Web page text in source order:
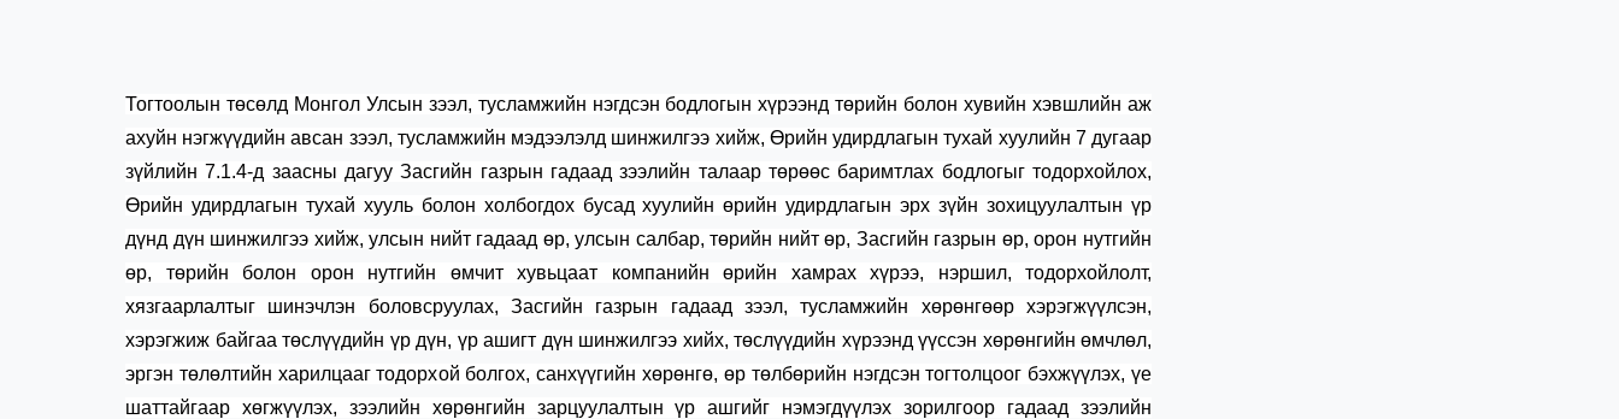
Тогтоолын төсөлд Монгол Улсын зээл, тусламжийн нэгдсэн бодлогын хүрээнд төрийн болон хувийн хэвшлийн аж
ахуйн нэгжүүдийн авсан зээл, тусламжийн мэдээлэлд шинжилгээ хийж, Өрийн удирдлагын тухай хуулийн 7 дугаар
зүйлийн 7.1.4-д заасны дагуу Засгийн газрын гадаад зээлийн талаар төрөөс баримтлах бодлогыг тодорхойлох,
Өрийн удирдлагын тухай хууль болон холбогдох бусад хуулийн өрийн удирдлагын эрх зүйн зохицуулалтын үр
дүнд дүн шинжилгээ хийж, улсын нийт гадаад өр, улсын салбар, төрийн нийт өр, Засгийн газрын өр, орон нутгийн
өр, төрийн болон орон нутгийн өмчит хувьцаат компанийн өрийн хамрах хүрээ, нэршил, тодорхойлолт,
хязгаарлалтыг шинэчлэн боловсруулах, Засгийн газрын гадаад зээл, тусламжийн хөрөнгөөр хэрэгжүүлсэн,
хэрэгжиж байгаа төслүүдийн үр дүн, үр ашигт дүн шинжилгээ хийх, төслүүдийн хүрээнд үүссэн хөрөнгийн өмчлөл,
эргэн төлөлтийн харилцааг тодорхой болгох, санхүүгийн хөрөнгө, өр төлбөрийн нэгдсэн тогтолцоог бэхжүүлэх, үе
шаттайгаар хөгжүүлэх, зээлийн хөрөнгийн зарцуулалтын үр ашгийг нэмэгдүүлэх зорилгоор гадаад зээлийн